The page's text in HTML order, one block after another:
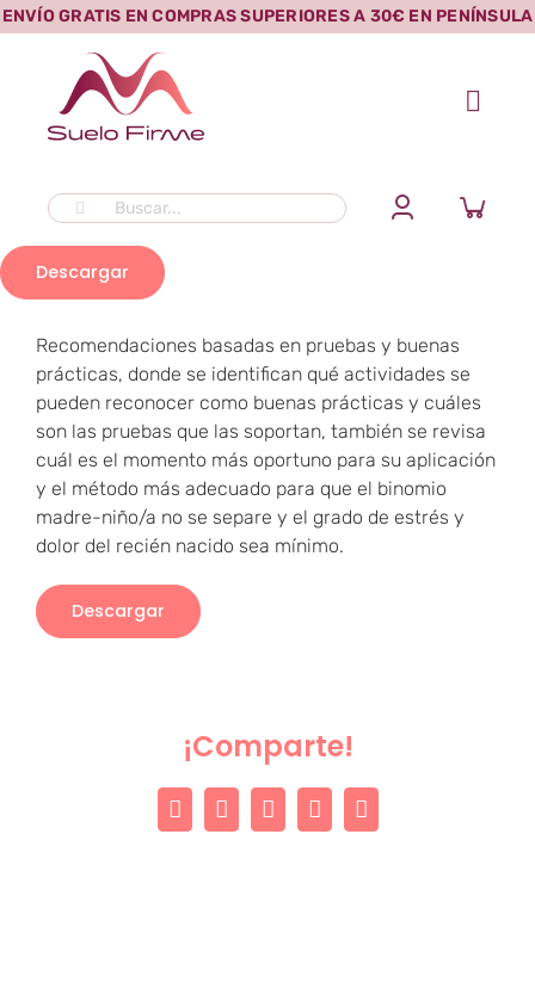
Saltar
al
contenido
ENVÍO GRATIS EN COMPRAS SUPERIORES A 30€ EN PENÍNSULA
Buscar:
Descargar
Recomendaciones basadas en pruebas y buenas
prácticas, donde se identifican qué actividades se
pueden reconocer como buenas prácticas y cuáles
son las pruebas que las soportan, también se revisa
cuál es el momento más oportuno para su aplicación
y el método más adecuado para que el binomio
madre-niño/a no se separe y el grado de estrés y
dolor del recién nacido sea mínimo.
Descargar
¡Comparte!
Facebook
X LinkedInWhatsApp
Correo